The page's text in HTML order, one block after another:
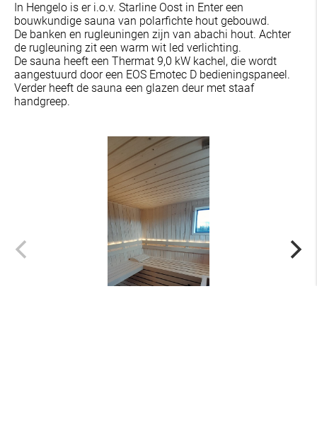
In Hengelo is er i.o.v. Starline Oost in Enter een
bouwkundige sauna van polarfichte hout gebouwd.
De banken en rugleuningen zijn van abachi hout. Achter
de rugleuning zit een warm wit led verlichting.
De sauna heeft een Thermat 9,0 kW kachel, die wordt
aangestuurd door een EOS Emotec D bedieningspaneel.
Verder heeft de sauna een glazen deur met staaf
handgreep.